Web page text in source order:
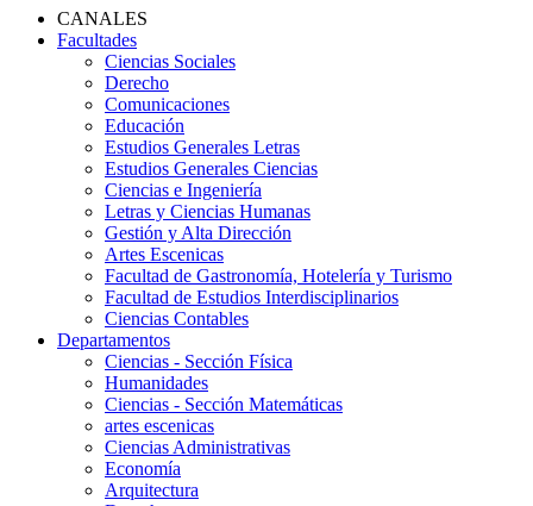
CANALES
Facultades
Ciencias Sociales
Derecho
Comunicaciones
Educación
Estudios Generales Letras
Estudios Generales Ciencias
Ciencias e Ingeniería
Letras y Ciencias Humanas
Gestión y Alta Dirección
Artes Escenicas
Facultad de Gastronomía, Hotelería y Turismo
Facultad de Estudios Interdisciplinarios
Ciencias Contables
Departamentos
Ciencias - Sección Física
Humanidades
Ciencias - Sección Matemáticas
artes escenicas
Ciencias Administrativas
Economía
Arquitectura